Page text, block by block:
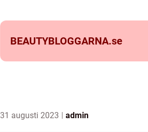
BEAUTYBLOGGARNA.se
31 augusti 2023 admin